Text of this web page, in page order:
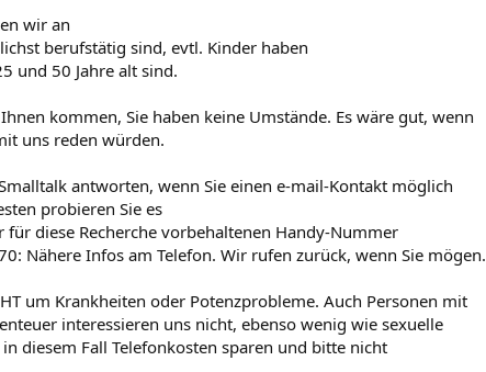
wir an
berufstätig sind, evtl. Kinder haben
und 50 Jahre alt sind.
kommen, Sie haben keine Umstände. Es wäre gut, wenn
uns reden würden.
antworten, wenn Sie einen e-mail-Kontakt möglich
probieren Sie es
diese Recherche vorbehaltenen Handy-Nummer
Nähere Infos am Telefon. Wir rufen zurück, wenn Sie mögen.
um Krankheiten oder Potenzprobleme. Auch Personen mit
interessieren uns nicht, ebenso wenig wie sexuelle
diesem Fall Telefonkosten sparen und bitte nicht